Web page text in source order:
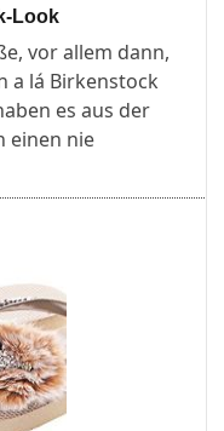
Look
vor allem dann,
a lá Birkenstock
es aus der
einen nie